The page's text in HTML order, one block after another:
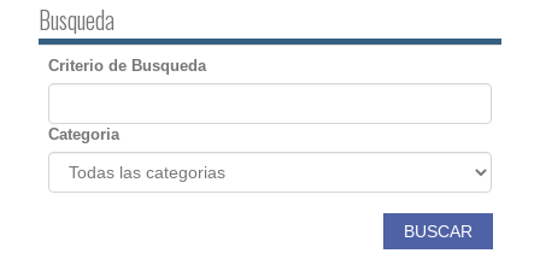
Busqueda
Criterio de Busqueda
Categoria
BUSCAR